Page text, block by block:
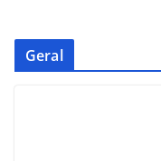
Geral